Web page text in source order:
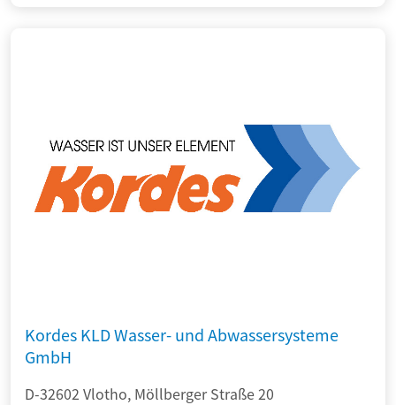
Kordes KLD Wasser- und Abwassersysteme
GmbH
D-32602 Vlotho, Möllberger Straße 20